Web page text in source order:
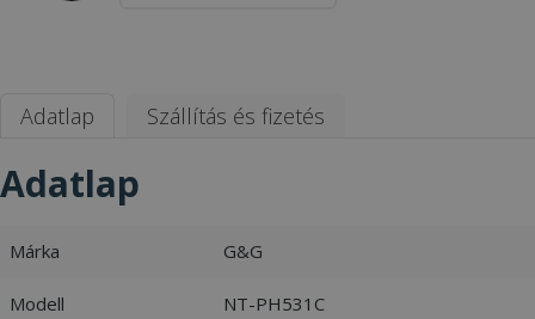
Adatlap Szállítás és fizetés
Adatlap
Márka G&G
Modell NT-PH531C